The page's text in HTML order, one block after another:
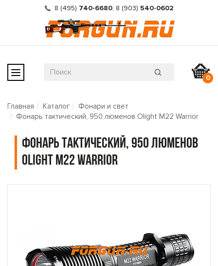
8 (495) 740-6680, 8 (903) 540-0602
0
Главная Каталог
Фонари и свет
Фонарь тактический, 950 люменов Olight M22 Warrior
Фонарь тактический, 950 люменов
Olight M22 Warrior